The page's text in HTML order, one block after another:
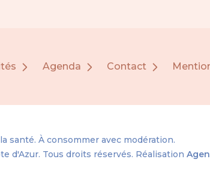
Agenda Contact
santé. À consommer avec modération.
d'Azur. Tous droits réservés. Réalisation